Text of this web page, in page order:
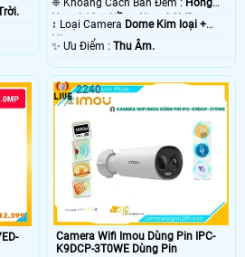
❈ Khoảng Cách Ban Đêm : Hồng
Ngoại 10m Hồng Ngoại SMD.
↕️ Loại Camera Dome Kim loại +
Nhựa.
️✨ Ưu Điểm :Thu Âm.
Camera Wifi Imou Dùng Pin IPC-
K9DCP-3T0WE Dùng Pin
2240